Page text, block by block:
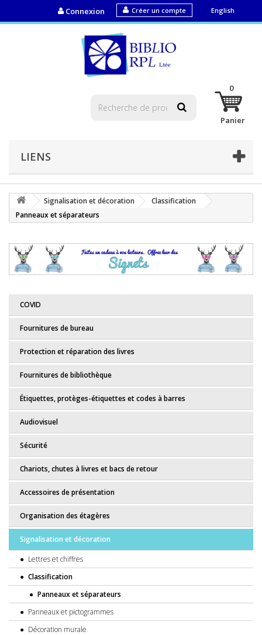
English
Créer un compte
Connexion
0
Panier
LIENS
Signalisation et décoration
Classification
Panneaux et séparateurs
COVID
Fournitures de bureau
Protection et réparation des livres
Fournitures de bibliothèque
Étiquettes, protèges-étiquettes et codes à barres
Audiovisuel
Sécurité
Chariots, chutes à livres et bacs de retour
Accessoires de présentation
Organisation des étagères
Signalisation et décoration
Lettres et chiffres
Classification
Panneaux et séparateurs
Panneaux et pictogrammes
Décoration murale